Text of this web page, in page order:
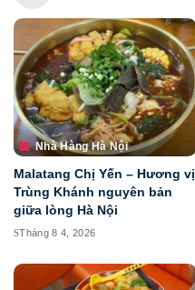
Nhà Hàng Hà Nội
Malatang Chị Yến – Hương vị
Trùng Khánh nguyên bản
giữa lòng Hà Nội
Tháng 8 4, 2026